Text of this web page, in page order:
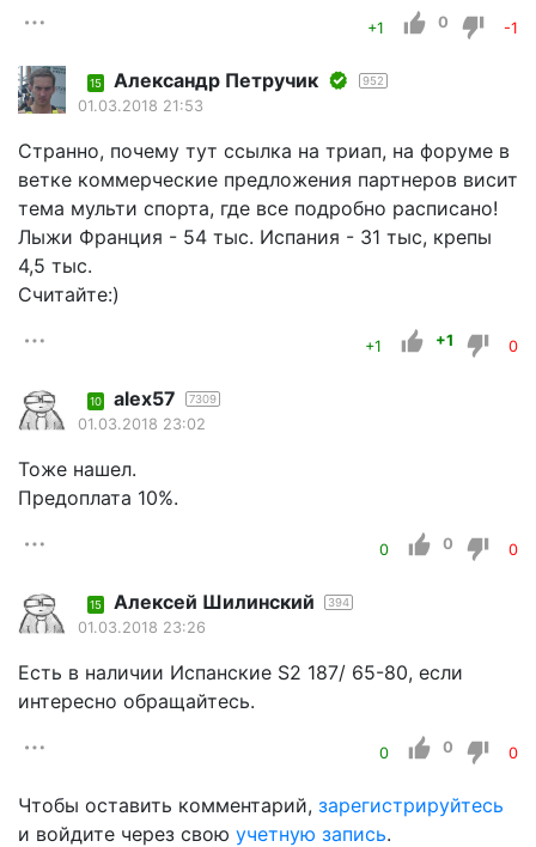
+1 0 -1
15 Александр Петручик 952
01.03.2018 21:53
Странно, почему тут ссылка на триап, на форуме в
ветке коммерческие предложения партнеров висит
тема мульти спорта, где все подробно расписано!
Лыжи Франция - 54 тыс. Испания - 31 тыс, крепы
4,5 тыс.
Считайте:)
+1 +1 0
10 alex57 7309
01.03.2018 23:02
Тоже нашел.
Предоплата 10%.
0 0 0
15 Алексей Шилинский 394
01.03.2018 23:26
Есть в наличии Испанские S2 187/ 65-80, если
интересно обращайтесь.
0 0 0
Чтобы оставить комментарий, зарегистрируйтесь
и войдите через свою учетную запись.